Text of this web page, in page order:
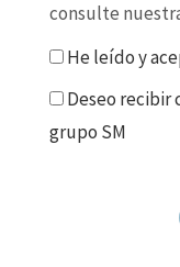
consulte
He leído y
Deseo recibir
grupo SM